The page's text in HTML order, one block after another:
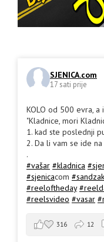
SJENICA.com
17 sati prije
KOLO od 500 evra, a
"Kladnice, mori
1. kad ste poslednji
2. Da li vam se ide na
.
#vašar #kladnica
#sjenicacom #sandzak
#reeloftheday
#reelsvideo #vasar
316 12